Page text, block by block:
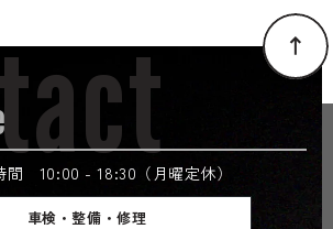
間 10:00 - 18:30（月曜定休）
車検・整備・修理